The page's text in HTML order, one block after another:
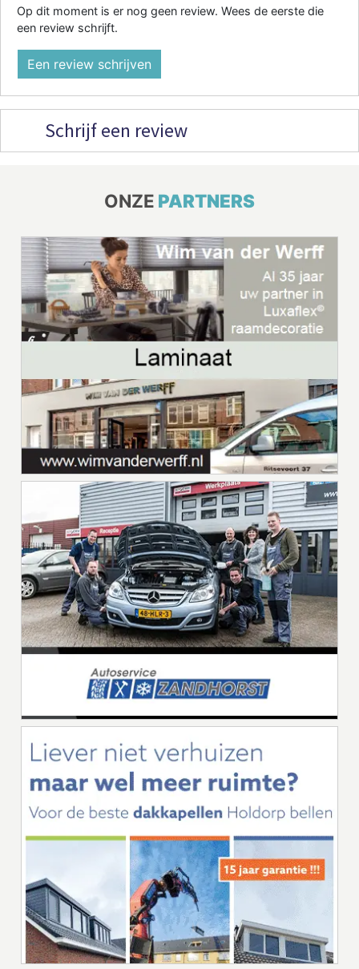
Op dit moment is er nog geen review. Wees de eerste die
een review schrijft.
Een review schrijven
Schrijf een review
ONZE PARTNERS